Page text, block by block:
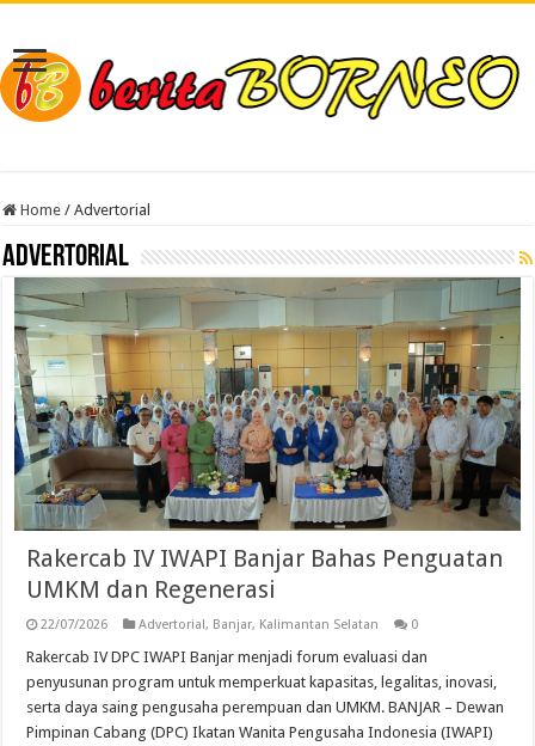
Home / Advertorial
Advertorial
Rakercab IV IWAPI Banjar Bahas Penguatan
UMKM dan Regenerasi
22/07/2026 Advertorial, Banjar, Kalimantan Selatan 0
Rakercab IV DPC IWAPI Banjar menjadi forum evaluasi dan
penyusunan program untuk memperkuat kapasitas, legalitas, inovasi,
serta daya saing pengusaha perempuan dan UMKM. BANJAR – Dewan
Pimpinan Cabang (DPC) Ikatan Wanita Pengusaha Indonesia (IWAPI)